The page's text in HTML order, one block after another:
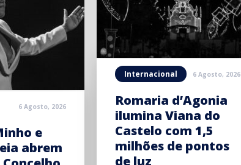
6 Agosto, 2026
e
abrem
Internacional 6 Agosto, 2026
Romaria d’Agonia
ilumina Viana do
Castelo com 1,5
milhões de pontos
de luz